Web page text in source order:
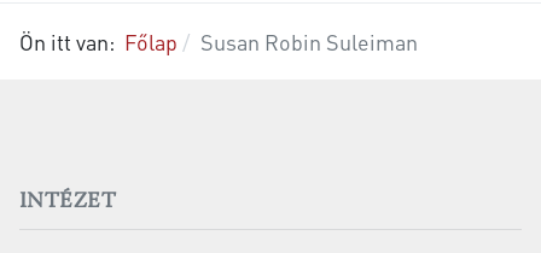
Ön itt van: Főlap Susan Robin Suleiman
INTÉZET